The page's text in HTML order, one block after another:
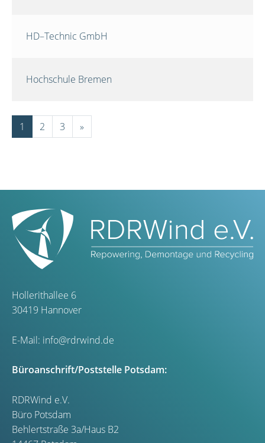
HD–Technic GmbH
Hochschule Bremen
1 2 3 »
Hollerithallee 6
30419 Hannover
E-Mail: info@rdrwind.de
Büroanschrift/Poststelle Potsdam:
RDRWind e.V.
Büro Potsdam
Behlertstraße 3a/Haus B2